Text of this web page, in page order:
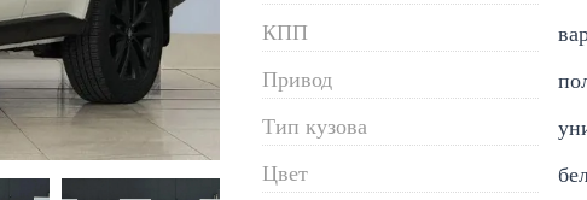
КПП
Привод
Тип кузова
Цвет